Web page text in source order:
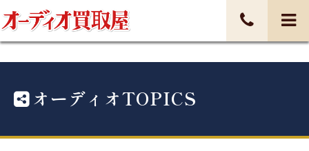
オーディオTOPICS